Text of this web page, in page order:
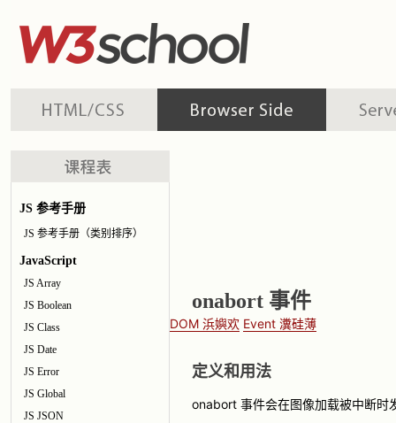
JS 参考手册
JS 参考手册（类别排序）
JavaScript
JS Array
JS Boolean
JS Class
JS Date
JS Error
JS Global
JS JSON
onabort 事件
DOM 浜嬩欢 Event 瀵硅薄
定义和用法
onabort 事件会在图像加载被中断时